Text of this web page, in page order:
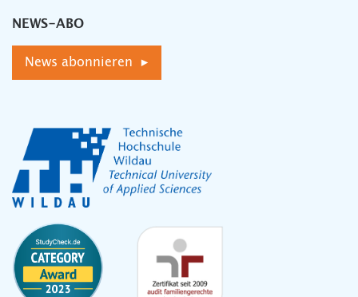
NEWS-ABO
News abonnieren ▸